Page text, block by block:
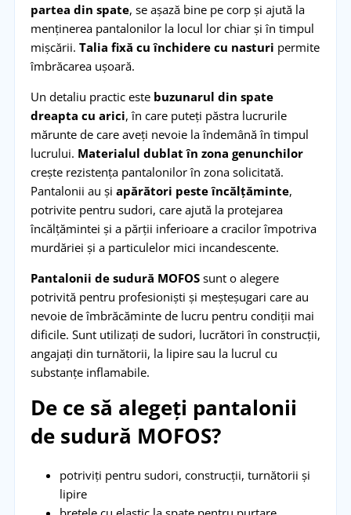
partea din spate, se așază bine pe corp și ajută la
menținerea pantalonilor la locul lor chiar și în timpul
mișcării. Talia fixă cu închidere cu nasturi permite
îmbrăcarea ușoară.
Un detaliu practic este buzunarul din spate
dreapta cu arici, în care puteți păstra lucrurile
mărunte de care aveți nevoie la îndemână în timpul
lucrului. Materialul dublat în zona genunchilor
crește rezistența pantalonilor în zona solicitată.
Pantalonii au și apărători peste încălțăminte,
potrivite pentru sudori, care ajută la protejarea
încălțămintei și a părții inferioare a cracilor împotriva
murdăriei și a particulelor mici incandescente.
Pantalonii de sudură MOFOSsunt o alegere
potrivită pentru profesioniști și meșteșugari care au
nevoie de îmbrăcăminte de lucru pentru condiții mai
dificile. Sunt utilizați de sudori, lucrători în construcții,
angajați din turnătorii, la lipire sau la lucrul cu
substanțe inflamabile.
De ce să alegeți pantalonii
de sudură MOFOS?
potriviți pentru sudori, construcții, turnătorii și
lipire